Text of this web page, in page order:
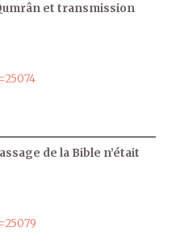
et transmission
de la Bible n’était